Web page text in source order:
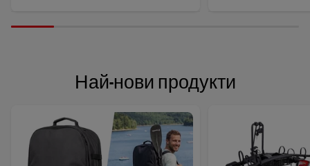
Най-нови продукти